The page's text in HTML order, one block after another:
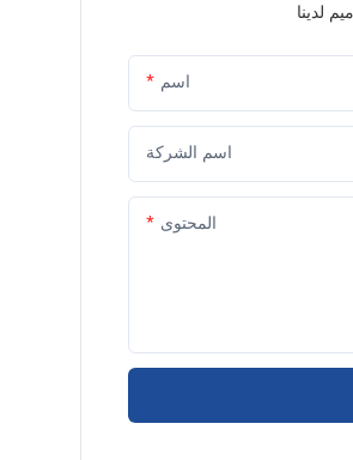
اسم
اسم الشركة
المحتوى